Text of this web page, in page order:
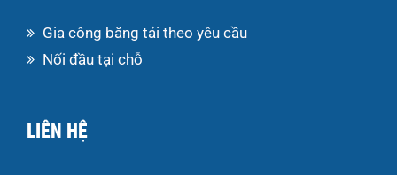
Gia công băng tải theo yêu cầu
Nối đầu tại chỗ
LIÊN HỆ